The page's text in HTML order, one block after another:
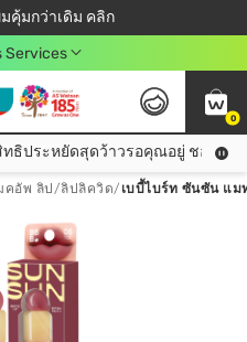
คุ้มกว่าเดิม คลิก
ลดเพิ่มจุก ๆ 10%! 🎉
มื่อชอป 499฿
คลับดียังไง?
Services
0
มีบัตรสมาชิกวัตสัน คลับรึยัง? สิทธิประหยัดสุดว้าวรอคุณอยู่ ชอปคุ้มกว่าเดิม คลิก!
ธิประหยัดสุดว้าวรอคุณอยู่ ชอปคุ้มก
คอัพ ลิป /ลิปลิควิด/ เบบี้ไบร์ท ซันซัน แม